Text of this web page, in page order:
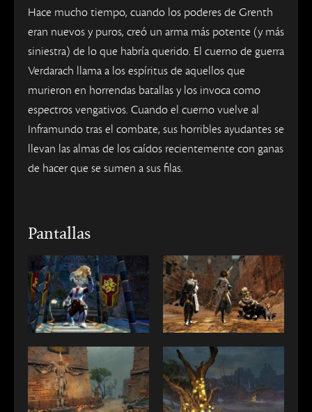
Hace mucho tiempo, cuando los poderes de Grenth
eran nuevos y puros, creó un arma más potente (y más
siniestra) de lo que habría querido. El cuerno de guerra
Verdarach llama a los espíritus de aquellos que
murieron en horrendas batallas y los invoca como
espectros vengativos. Cuando el cuerno vuelve al
Inframundo tras el combate, sus horribles ayudantes se
llevan las almas de los caídos recientemente con ganas
de hacer que se sumen a sus filas.
Pantallas